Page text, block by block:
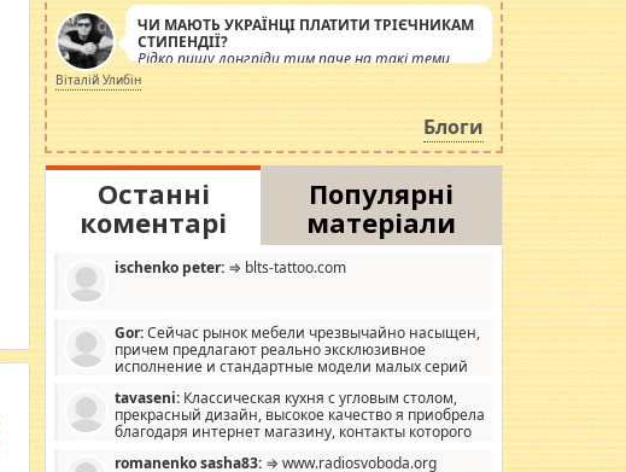
ЧИ МАЮТЬ УКРАЇНЦІ ПЛАТИТИ ТРІЄЧНИКАМ
СТИПЕНДІЇ?
Рідко пишу лонгріди тим паче на такі теми,
але вже просто дістало! Обурюють сьогоднішні
інсенуації навколо стипендіального питання.
Штучно роздувається ще одна соціальна
катастрофа.
Віталій Улибін
Блоги
Останні
коментарі
Популярні
матеріали
ischenko peter: ⇒ blts-tattoo.com
Gor:Сейчас рынок мебели чрезвычайно насыщен,
причем предлагают реально эксклюзивное
исполнение и стандартные модели малых серий
дизайну, мало походит на стандартные формы, в MebelOk,
креативненько и что главное - со вкусом все в порядке,
без ненужных наворотов удорожающих мебель, а это не
tavaseni: Классическая кухня с угловым столом,
прекрасный дизайн, высокое качество я приобрела
благодаря интернет магазину, контакты которого
romanenko sasha83: ⇒ www.radiosvoboda.org